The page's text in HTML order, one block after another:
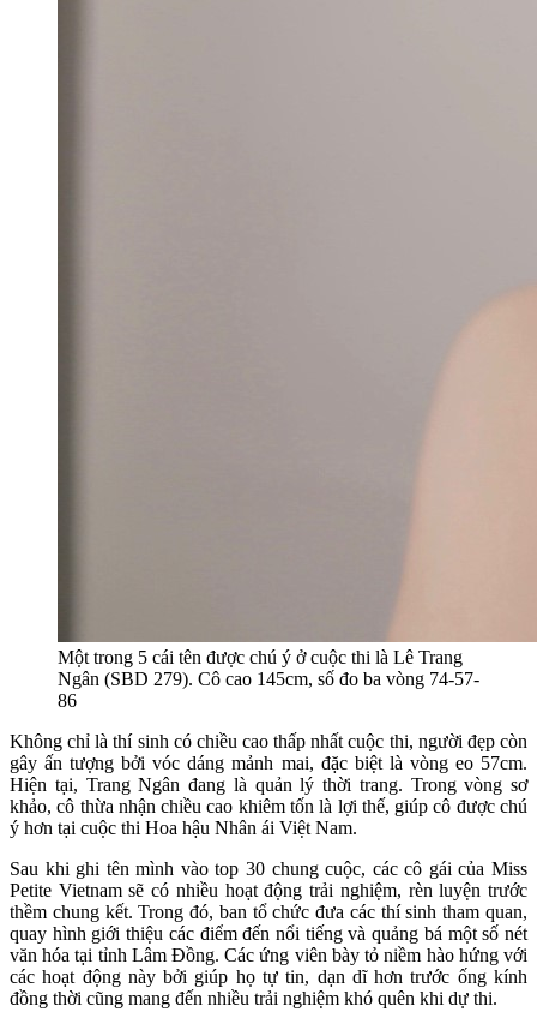
Một trong 5 cái tên được chú ý ở cuộc thi là Lê Trang
Ngân (SBD 279). Cô cao 145cm, số đo ba vòng 74-57-
86
Không chỉ là thí sinh có chiều cao thấp nhất cuộc thi, người đẹp còn
gây ấn tượng bởi vóc dáng mảnh mai, đặc biệt là vòng eo 57cm.
Hiện tại, Trang Ngân đang là quản lý thời trang. Trong vòng sơ
khảo, cô thừa nhận chiều cao khiêm tốn là lợi thế, giúp cô được chú
ý hơn tại cuộc thi Hoa hậu Nhân ái Việt Nam.
Sau khi ghi tên mình vào top 30 chung cuộc, các cô gái của Miss
Petite Vietnam sẽ có nhiều hoạt động trải nghiệm, rèn luyện trước
thềm chung kết. Trong đó, ban tổ chức đưa các thí sinh tham quan,
quay hình giới thiệu các điểm đến nổi tiếng và quảng bá một số nét
văn hóa tại tỉnh Lâm Đồng. Các ứng viên bày tỏ niềm hào hứng với
các hoạt động này bởi giúp họ tự tin, dạn dĩ hơn trước ống kính
đồng thời cũng mang đến nhiều trải nghiệm khó quên khi dự thi.